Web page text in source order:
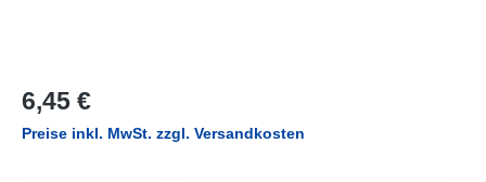
Regulärer Preis:
6,45 €
Preise inkl. MwSt. zzgl. Versandkosten